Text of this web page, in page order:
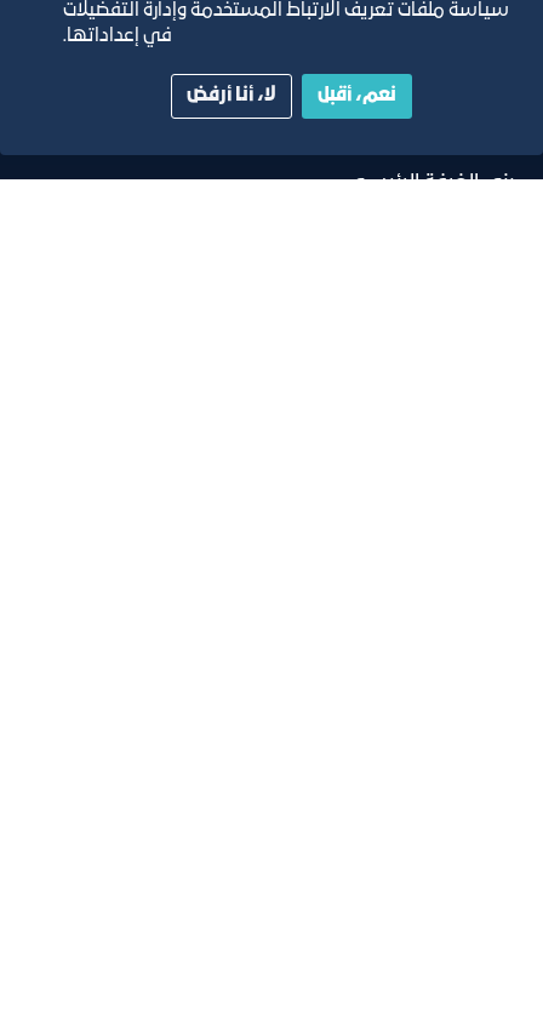
مبنى الغرفة الرئيسي
سياسة ملفات تعريف الارتباط المستخدمة وإدارة التفضيلات
في إعداداتها.
نعم، أقبل لا، أنا أرفض